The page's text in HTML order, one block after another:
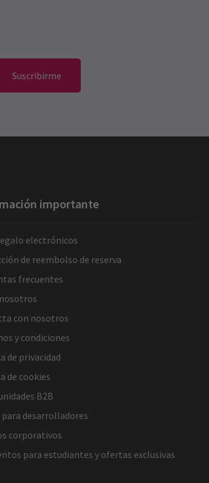
Suscribirme
importante
electrónicos
de reembolso de reserva
frecuentes
con nosotros
y condiciones
de privacidad
de cookies
B2B
desarrolladores
corporativos
para estudiantes y ofertas exclusivas